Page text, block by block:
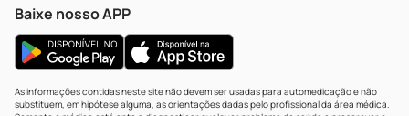
Baixe nosso APP
As informações contidas neste site não devem ser usadas para automedicação e não
substituem, em hipótese alguma, as orientações dadas pelo profissional da área médica.